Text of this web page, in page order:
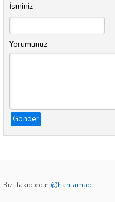
İsminiz
Yorumunuz
Gönder
Bizi takip edin @haritamap